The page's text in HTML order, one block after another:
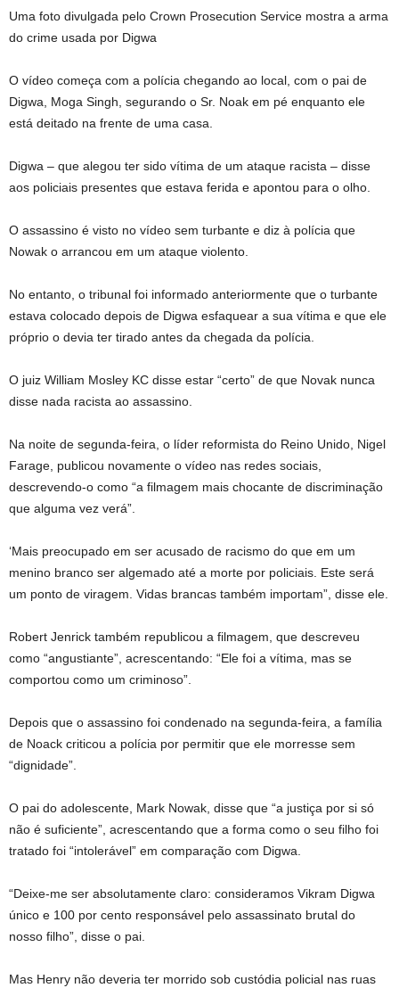
Uma foto divulgada pelo Crown Prosecution Service mostra a arma
do crime usada por Digwa
O vídeo começa com a polícia chegando ao local, com o pai de
Digwa, Moga Singh, segurando o Sr. Noak em pé enquanto ele
está deitado na frente de uma casa.
Digwa – que alegou ter sido vítima de um ataque racista – disse
aos policiais presentes que estava ferida e apontou para o olho.
O assassino é visto no vídeo sem turbante e diz à polícia que
Nowak o arrancou em um ataque violento.
No entanto, o tribunal foi informado anteriormente que o turbante
estava colocado depois de Digwa esfaquear a sua vítima e que ele
próprio o devia ter tirado antes da chegada da polícia.
O juiz William Mosley KC disse estar “certo” de que Novak nunca
disse nada racista ao assassino.
Na noite de segunda-feira, o líder reformista do Reino Unido, Nigel
Farage, publicou novamente o vídeo nas redes sociais,
descrevendo-o como “a filmagem mais chocante de discriminação
que alguma vez verá”.
‘Mais preocupado em ser acusado de racismo do que em um
menino branco ser algemado até a morte por policiais. Este será
um ponto de viragem. Vidas brancas também importam”, disse ele.
Robert Jenrick também republicou a filmagem, que descreveu
como “angustiante”, acrescentando: “Ele foi a vítima, mas se
comportou como um criminoso”.
Depois que o assassino foi condenado na segunda-feira, a família
de Noack criticou a polícia por permitir que ele morresse sem
“dignidade”.
O pai do adolescente, Mark Nowak, disse que “a justiça por si só
não é suficiente”, acrescentando que a forma como o seu filho foi
tratado foi “intolerável” em comparação com Digwa.
“Deixe-me ser absolutamente claro: consideramos Vikram Digwa
único e 100 por cento responsável pelo assassinato brutal do
nosso filho”, disse o pai.
Mas Henry não deveria ter morrido sob custódia policial nas ruas